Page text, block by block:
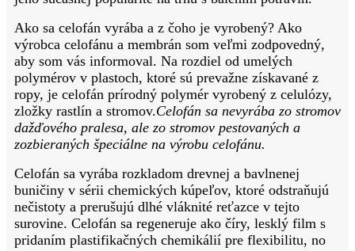
Ako sa celofán vyrába a z čoho je vyrobený? Ako
výrobca celofánu a membrán som veľmi zodpovedný,
aby som vás informoval. Na rozdiel od umelých
polymérov v plastoch, ktoré sú prevažne získavané z
ropy, je celofán prírodný polymér vyrobený z celulózy,
zložky rastlín a stromov.Celofán sa nevyrába zo stromov
dažďového pralesa, ale zo stromov pestovaných a
zozbieraných špeciálne na výrobu celofánu.
Celofán sa vyrába rozkladom drevnej a bavlnenej
buničiny v sérii chemických kúpeľov, ktoré odstraňujú
nečistoty a prerušujú dlhé vláknité reťazce v tejto
surovine. Celofán sa regeneruje ako číry, lesklý film s
pridaním plastifikačných chemikálií pre flexibilitu, no